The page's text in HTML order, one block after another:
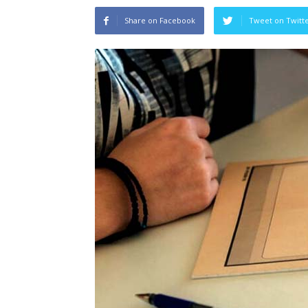
Share on Facebook Tweet on